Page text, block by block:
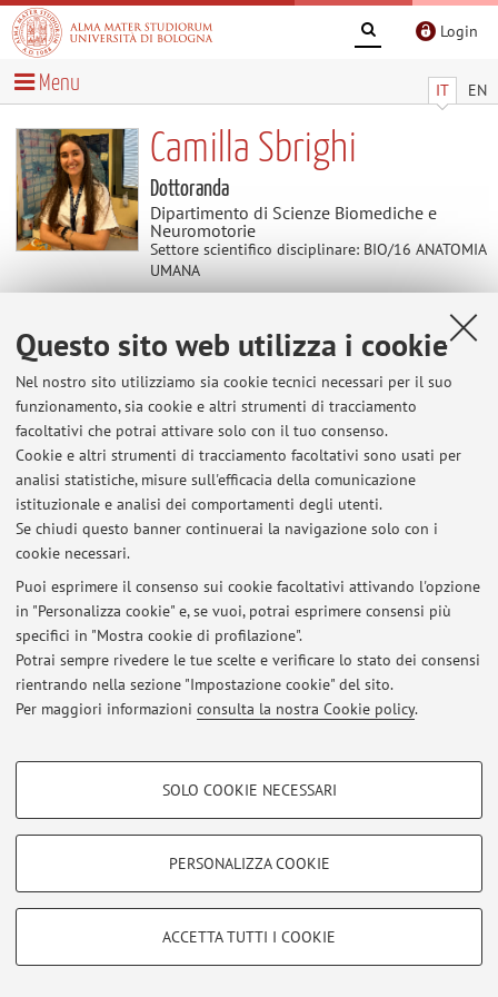
Questo sito web utilizza i cookie
Nel nostro sito utilizziamo sia cookie tecnici necessari per il suo
funzionamento, sia cookie e altri strumenti di tracciamento
facoltativi che potrai attivare solo con il tuo consenso.
Cookie e altri strumenti di tracciamento facoltativi sono usati per
analisi statistiche, misure sull'efficacia della comunicazione
istituzionale e analisi dei comportamenti degli utenti.
Se chiudi questo banner continuerai la navigazione solo con i
cookie necessari.
Puoi esprimere il consenso sui cookie facoltativi attivando l'opzione
in "Personalizza cookie" e, se vuoi, potrai esprimere consensi più
specifici in "Mostra cookie di profilazione".
Potrai sempre rivedere le tue scelte e verificare lo stato dei consensi
rientrando nella sezione "Impostazione cookie" del sito.
Per maggiori informazioni consulta la nostra Cookie policy.
COOKIE DI PROFILAZIONE - FACOLTATIVI
COOKIE TECNICI - NECESSARI
Si tratta di cookie tecnici utilizzati, a titolo esemplificativo, per il corretto
SOLO COOKIE NECESSARI
PERSONALIZZA COOKIE
ACCETTA TUTTI I COOKIE
Login
IT EN
Menu
Camilla Sbrighi
Dottoranda
Dipartimento di Scienze Biomediche e
Neuromotorie
Settore scientifico disciplinare: BIO/16 ANATOMIA
UMANA
Temi di ricerca
Parole chiave: Carcinoma polmonare Vescicole
extracellulari Colture cellulari Immunoistochimica
Ultimi avvisi
Area riservata
Zamboni, 33 - 40126 Bologna - Partita IVA: 01131710376